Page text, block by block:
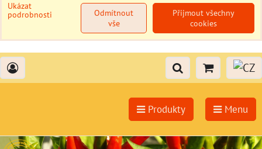
Produkty Menu
Ukázat
podrobnosti
Přijmout všechny
cookies
Odmítnout
vše